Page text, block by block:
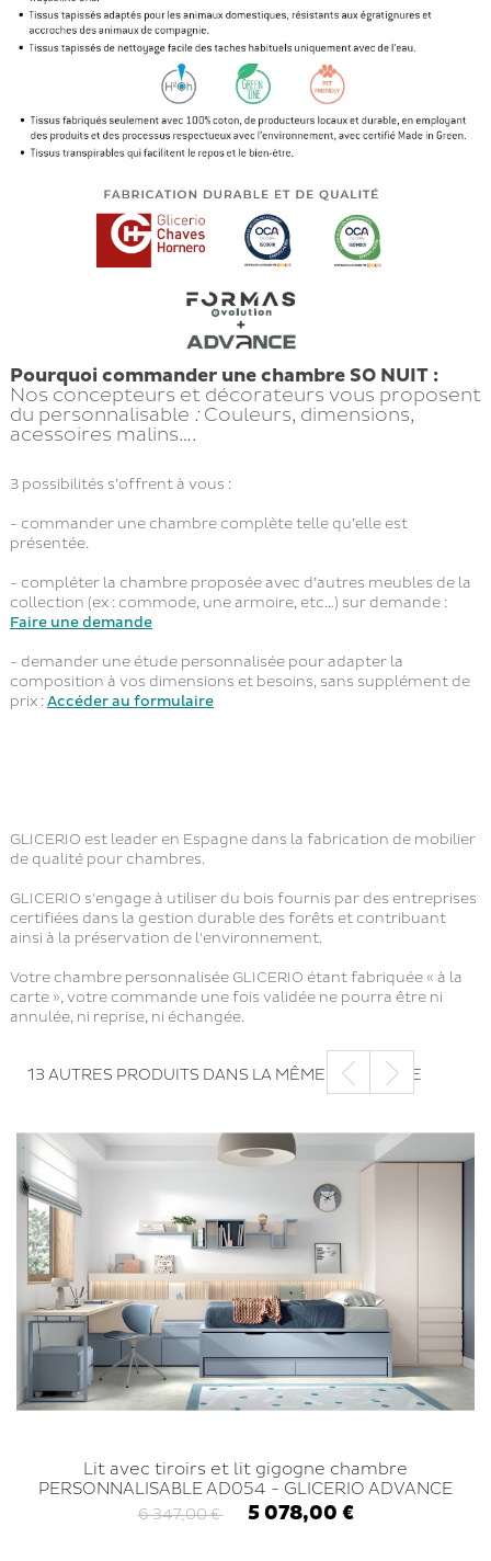
Pourquoi commander une chambre SO NUIT :
Nos concepteurs et décorateurs vous proposent
du personnalisable : Couleurs, dimensions,
acessoires malins….
3 possibilités s’offrent à vous :
- commander une chambre complète telle qu’elle est
présentée.
- compléter la chambre proposée avec d’autres meubles de la
collection (ex : commode, une armoire, etc…) sur demande :
Faire une demande
- demander une étude personnalisée pour adapter la
composition à vos dimensions et besoins, sans supplément de
prix :Accéder au formulaire
GLICERIO est leader en Espagne dans la fabrication de mobilier
de qualité pour chambres.
GLICERIO s'engage à utiliser du bois fournis par des entreprises
certifiées dans la gestion durable des forêts et contribuant
ainsi à la préservation de l'environnement.
Votre chambre personnalisée GLICERIO étant fabriquée « à la
carte », votre commande une fois validée ne pourra être ni
annulée, ni reprise, ni échangée.
13 AUTRES PRODUITS DANS LA MÊME CATÉGORIE
Lit avec tiroirs et lit gigogne chambre
PERSONNALISABLE AD054 - GLICERIO ADVANCE
6 347,00 € 5 078,00 €